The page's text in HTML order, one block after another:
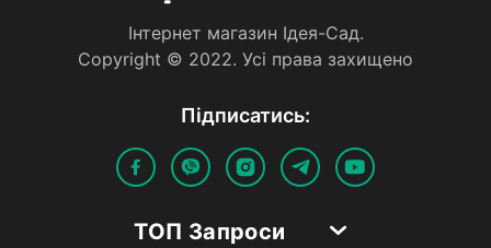
Iнтернет магазин Iдея-Сад.
Copyright © 2022. Усi права захищено
Пiдписатись:
ТОП Запроси